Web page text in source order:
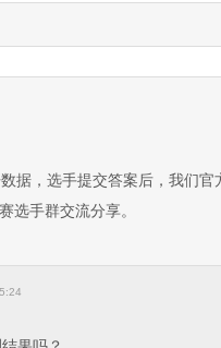
，选手提交答案后，我们官
选手群交流分享。